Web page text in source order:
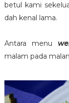
betul kami
dah kenal lama.
Antara menu
malam pada